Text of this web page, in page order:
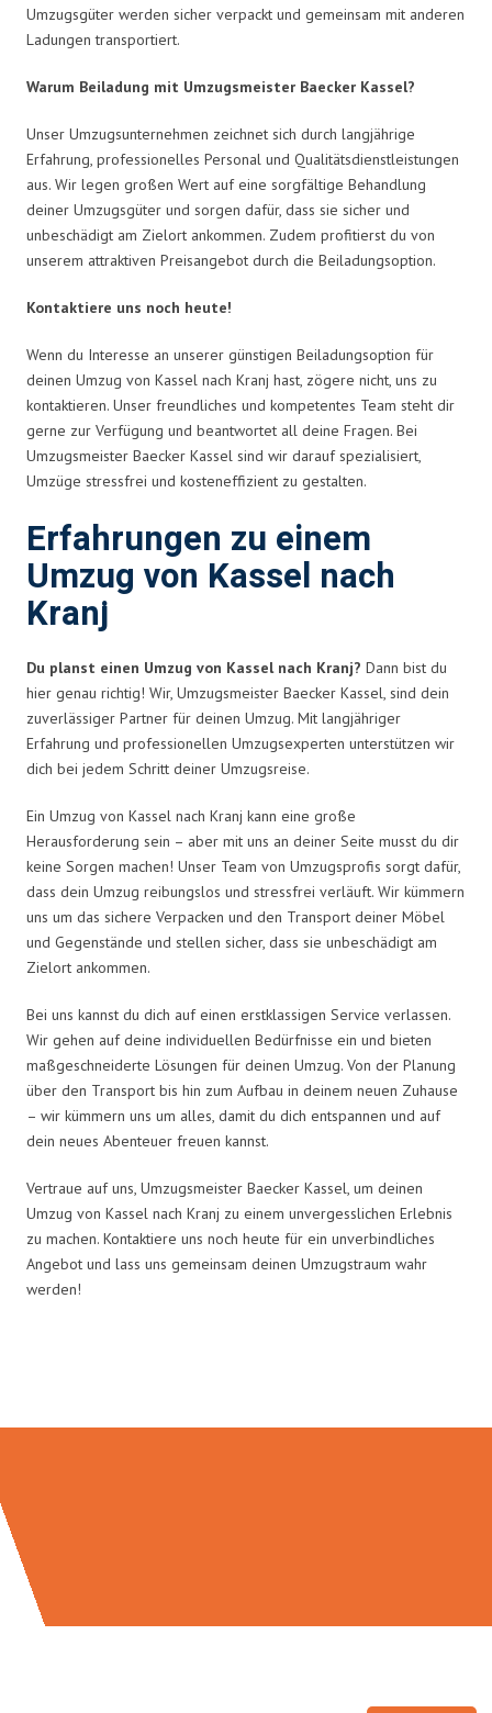
Umzugsgüter werden sicher verpackt und gemeinsam mit anderen
Ladungen transportiert.
Warum Beiladung mit Umzugsmeister Baecker Kassel?
Unser Umzugsunternehmen zeichnet sich durch langjährige
Erfahrung, professionelles Personal und Qualitätsdienstleistungen
aus. Wir legen großen Wert auf eine sorgfältige Behandlung
deiner Umzugsgüter und sorgen dafür, dass sie sicher und
unbeschädigt am Zielort ankommen. Zudem profitierst du von
unserem attraktiven Preisangebot durch die Beiladungsoption.
Kontaktiere uns noch heute!
Wenn du Interesse an unserer günstigen Beiladungsoption für
deinen Umzug von Kassel nach Kranj hast, zögere nicht, uns zu
kontaktieren. Unser freundliches und kompetentes Team steht dir
gerne zur Verfügung und beantwortet all deine Fragen. Bei
Umzugsmeister Baecker Kassel sind wir darauf spezialisiert,
Umzüge stressfrei und kosteneffizient zu gestalten.
Erfahrungen zu einem
Umzug von Kassel nach
Kranj
Du planst einen Umzug von Kassel nach Kranj? Dann bist du
hier genau richtig! Wir, Umzugsmeister Baecker Kassel, sind dein
zuverlässiger Partner für deinen Umzug. Mit langjähriger
Erfahrung und professionellen Umzugsexperten unterstützen wir
dich bei jedem Schritt deiner Umzugsreise.
Ein Umzug von Kassel nach Kranj kann eine große
Herausforderung sein – aber mit uns an deiner Seite musst du dir
keine Sorgen machen! Unser Team von Umzugsprofis sorgt dafür,
dass dein Umzug reibungslos und stressfrei verläuft. Wir kümmern
uns um das sichere Verpacken und den Transport deiner Möbel
und Gegenstände und stellen sicher, dass sie unbeschädigt am
Zielort ankommen.
Bei uns kannst du dich auf einen erstklassigen Service verlassen.
Wir gehen auf deine individuellen Bedürfnisse ein und bieten
maßgeschneiderte Lösungen für deinen Umzug. Von der Planung
über den Transport bis hin zum Aufbau in deinem neuen Zuhause
– wir kümmern uns um alles, damit du dich entspannen und auf
dein neues Abenteuer freuen kannst.
Vertraue auf uns, Umzugsmeister Baecker Kassel, um deinen
Umzug von Kassel nach Kranj zu einem unvergesslichen Erlebnis
zu machen. Kontaktiere uns noch heute für ein unverbindliches
Angebot und lass uns gemeinsam deinen Umzugstraum wahr
werden!